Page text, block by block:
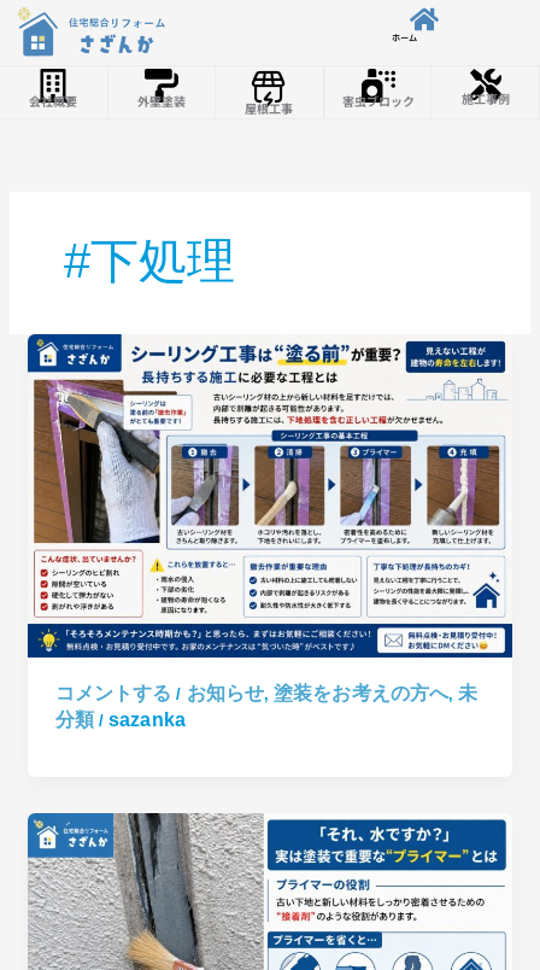
ホーム
会社概要 外壁塗装 屋根工事 害虫ブロック 施工事例
#下処理
コメントする / お知らせ,塗装をお考えの方へ,未
分類 /sazanka